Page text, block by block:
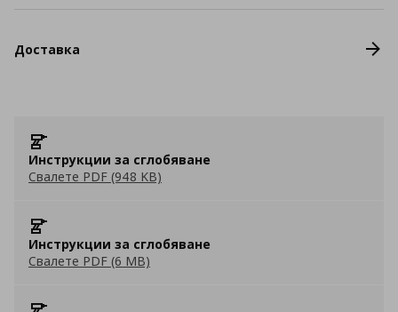
Доставка
Инструкции за сглобяване
Свалете PDF (948 KB)
Инструкции за сглобяване
Свалете PDF (6 MB)